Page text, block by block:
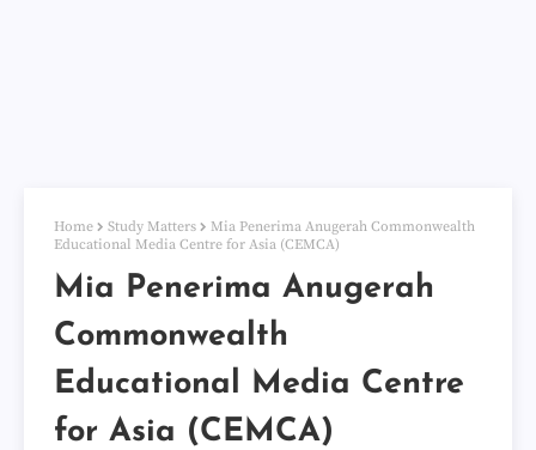
Home Study Matters
Mia Penerima Anugerah Commonwealth
Educational Media Centre for Asia (CEMCA)
Mia Penerima Anugerah
Commonwealth
Educational Media Centre
for Asia (CEMCA)